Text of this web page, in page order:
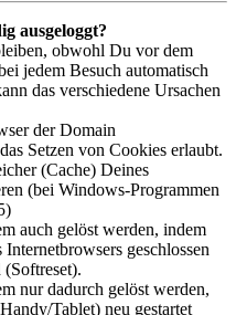
ausgeloggt?
obwohl Du vor dem
jedem Besuch automatisch
das verschiedene Ursachen
der Domain
Setzen von Cookies erlaubt.
(Cache) Deines
(bei Windows-Programmen
auch gelöst werden, indem
geschlossen
nur dadurch gelöst werden,
Tablet) neu gestartet